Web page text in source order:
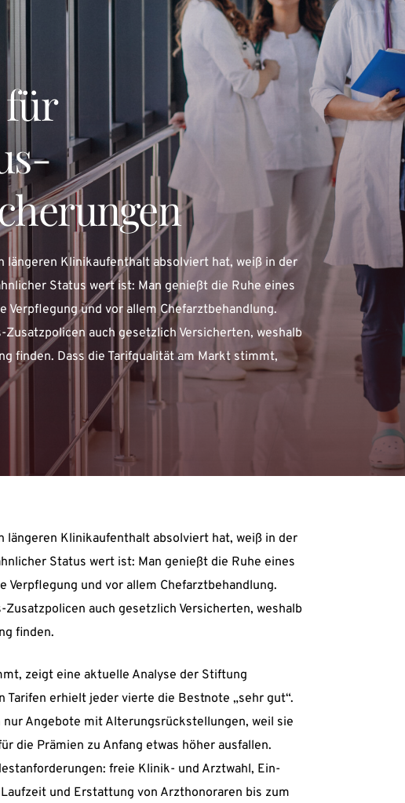
für
längeren Klinikaufenthalt absolviert hat, weiß in der
Status wert ist: Man genießt die Ruhe eines
Verpflegung und vor allem Chefarztbehandlung.
auch gesetzlich Versicherten, weshalb
finden. Dass die Tarifqualität am Markt stimmt,
längeren Klinikaufenthalt absolviert hat, weiß in der
Status wert ist: Man genießt die Ruhe eines
Verpflegung und vor allem Chefarztbehandlung.
auch gesetzlich Versicherten, weshalb
finden.
zeigt eine aktuelle Analyse der Stiftung
Tarifen erhielt jeder vierte die Bestnote „sehr gut“.
Angebote mit Alterungsrückstellungen, weil sie
die Prämien zu Anfang etwas höher ausfallen.
freie Klinik- und Arztwahl, Ein-
und Erstattung von Arzthonoraren bis zum